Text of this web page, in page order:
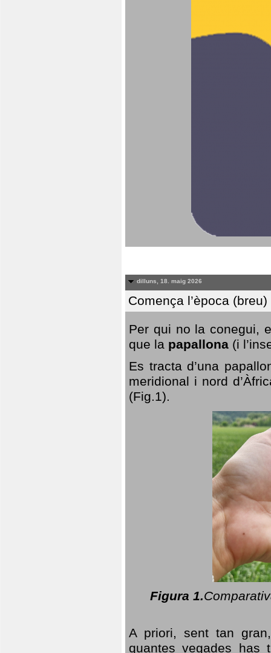
dilluns, 18. maig 2026
Comença l’època
Per qui no la conegui,
que la papallona (i
Es tracta d’una
meridional i nord
(Fig.1).
Figura 1.
A priori, sent tan
quantes vegades has